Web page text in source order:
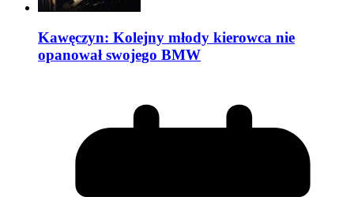
Kawęczyn: Kolejny młody kierowca nie
opanował swojego BMW